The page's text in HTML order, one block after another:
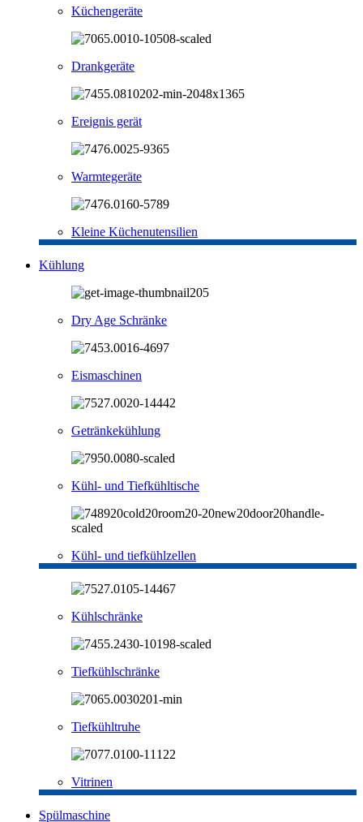
Küchengeräte
Drankgeräte
Ereignis gerät
Warmtegeräte
Kleine Küchenutensilien
Kühlung
Dry Age Schränke
Eismaschinen
Getränkekühlung
Kühl- und Tiefkühltische
Kühl- und tiefkühlzellen
Kühlschränke
Tiefkühlschränke
Tiefkühltruhe
Vitrinen
Spülmaschine